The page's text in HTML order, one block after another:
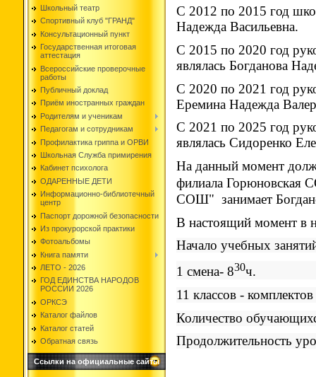
Школьный театр
Спортивный клуб "ГРАНД"
Консультационный пункт
Государственная итоговая
аттестация
Всероссийские проверочные
работы
Публичный доклад
Приём иностранных граждан
Родителям и ученикам
Педагогам и сотрудникам
Профилактика гриппа и ОРВИ
Школьная Служба примирения
Кабинет психолога
ОДАРЕННЫЕ ДЕТИ
Информационно-библиотечный
центр
Паспорт дорожной безопасности
Из прокурорской практики
Фотоальбомы
Книга памяти
ЛЕТО - 2026
ГОД ЕДИНСТВА НАРОДОВ
РОССИИ 2026
ОРКСЭ
Каталог файлов
Каталог статей
Обратная связь
Ссылки на официальные сайты
С 2012 по 2015 год
Надежда Васильевна.
С 2015 по 2020 год
являлась Богданова
С 2020 по 2021 год
Еремина Надежда
С 2021 по 2025 год
являлась Сидоренко
На данный момент
филиала Горюновская
СОШ" занимает
В настоящий момент в
Начало учебных
1 смена- 830ч.
11 классов -
Количество
Продолжительность